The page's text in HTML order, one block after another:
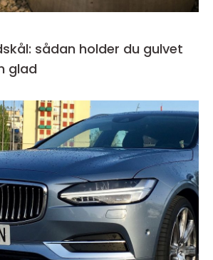
sådan holder du gulvet
glad